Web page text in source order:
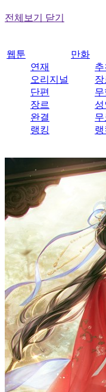
전체보기 닫기
웹툰
연재
오리지널
단편
장르
완결
랭킹
만화
추
장
무
랭